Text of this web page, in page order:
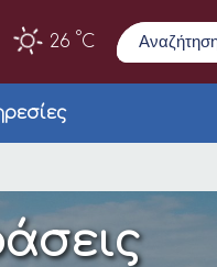
26 °C
Αναζήτηση